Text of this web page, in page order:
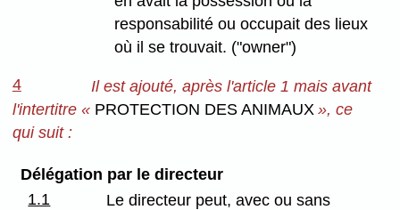
responsabilité ou occupait des lieux
où il se trouvait. ("owner")
4
Il est ajouté, après l'article 1 mais avant
l'intertitre « PROTECTION DES ANIMAUX », ce
qui suit :
Délégation par le directeur
1.1
Le directeur peut, avec ou sans